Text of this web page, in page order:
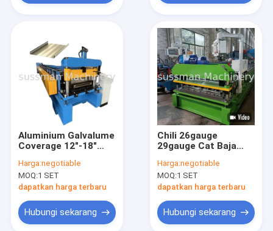
Aluminium Galvalume
Coverage 12"-18"
Standing Seam Roll
Forming Machine
Harga:negotiable
MOQ:1 SET
dapatkan harga terbaru
Hubungi sekarang
Chili 26gauge
29gauge Cat Baja
Papan atap logam
hunian Roll Forming
Machine
Harga:negotiable
MOQ:1 SET
dapatkan harga terbaru
Hubungi sekarang